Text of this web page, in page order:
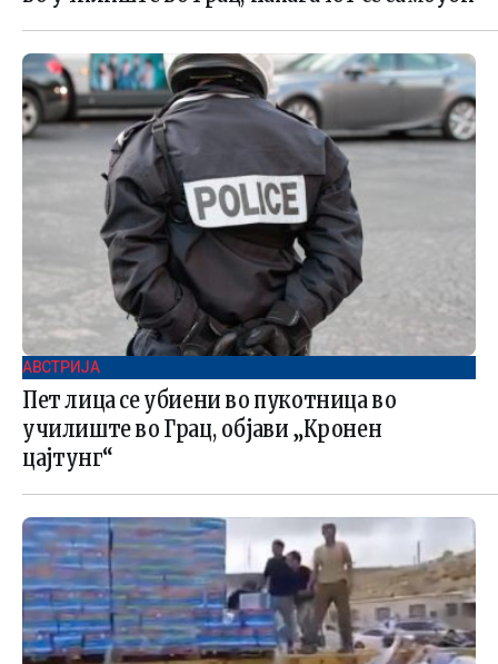
АВСТРИЈА
Пет лица се убиени во пукотница во
училиште во Грац, објави „Кронен
цајтунг“